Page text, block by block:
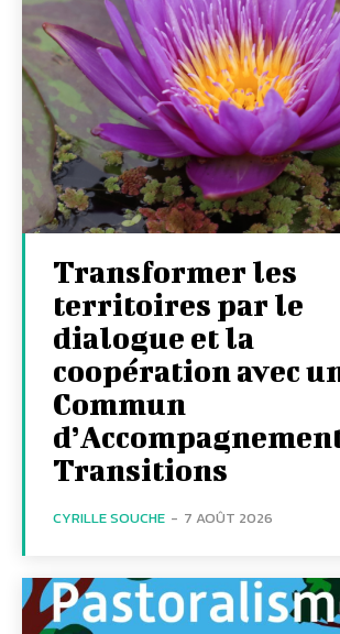
Transformer les
territoires par le
dialogue et la
coopération avec
Commun
Transitions
CYRILLE SOUCHE - 7 AOÛT 2026